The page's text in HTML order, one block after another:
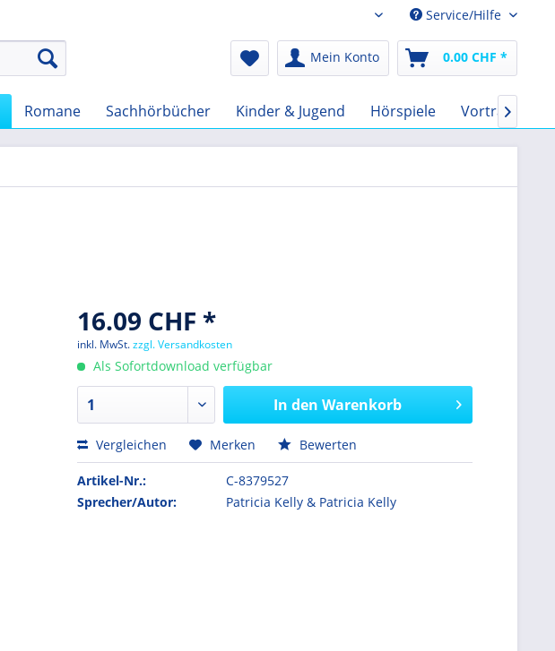
Audio-Book CHFService/Hilfe
Mein Konto 0.00 CHF *
Romane Sachhörbücher Kinder & Jugend Hörspiele Vorträge

16.09 CHF *
inkl. MwSt.zzgl. Versandkosten
Als Sofortdownload verfügbar
In den Warenkorb
Vergleichen Merken Bewerten
Artikel-Nr.:
C-8379527
Sprecher/Autor:
Patricia Kelly & Patricia Kelly